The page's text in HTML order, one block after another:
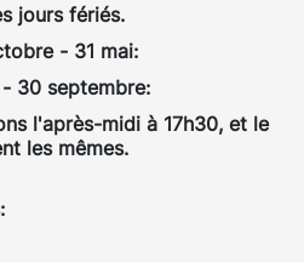
jours fériés.
- 31 mai:
30 septembre:
l'après-midi à 17h30, et le
les mêmes.